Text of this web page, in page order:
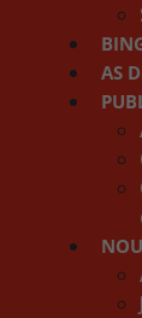
AS